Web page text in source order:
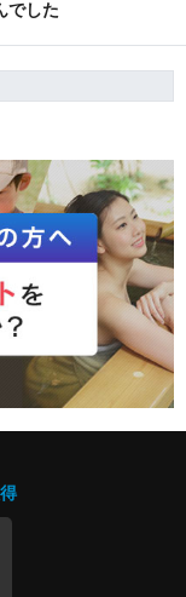
でした